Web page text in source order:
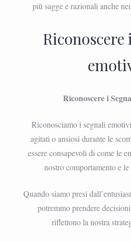
più sagge e razionali anche
Riconoscere
Riconoscere i
Riconosciamo i segnali
agitati o ansiosi durante le
essere consapevoli di come le
nostro comportamento e
Quando siamo presi
potremmo prendere
riflettono la nostra